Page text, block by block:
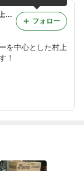
四国、愛媛にあるロードスター専門店村上モータースのスーパー耐久参戦日記 NDロードスター 愛媛 四国
を中心とした村上
！
フォロー